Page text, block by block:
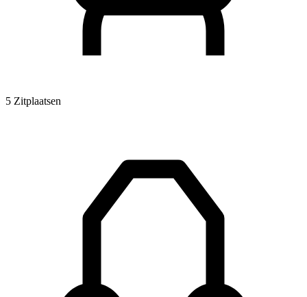
5 Zitplaatsen